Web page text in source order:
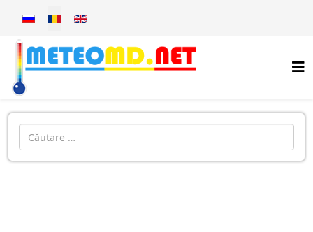
Selectați limba dvs
Introdu localitatea: